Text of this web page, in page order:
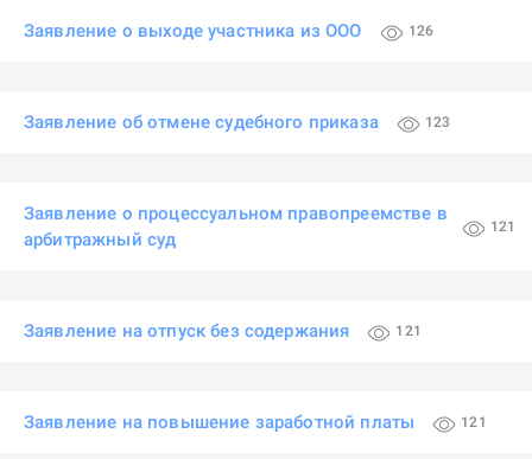
Заявление о выходе участника из ООО 126
Заявление об отмене судебного приказа 123
Заявление о процессуальном правопреемстве в
арбитражный суд
121
Заявление на отпуск без содержания 121
Заявление на повышение заработной платы 121